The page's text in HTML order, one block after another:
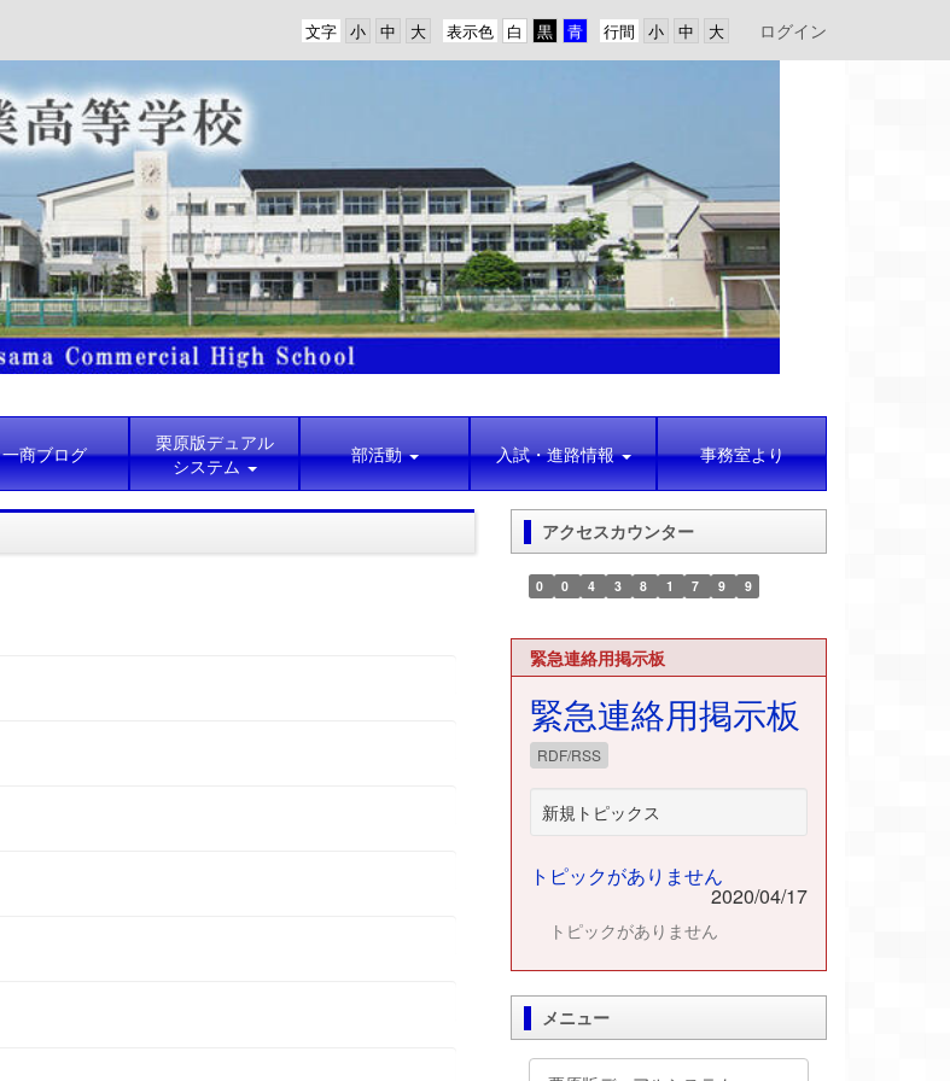
行間
表示色
文字 ログイン
一商ブログ
栗原版デュアル
システム
部活動 入試・進路情報 事務室より
アクセスカウンター
0 0 4 3 8 1 7 9 9
緊急連絡用掲示板
緊急連絡用掲示板
RDF/RSS
新規トピックス
トピックがありません
2020/04/17
トピックがありません
メニュー